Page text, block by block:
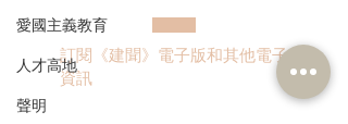
愛國主義教育
人才高地
聲明
訂閱《建聞》電子版和其他電子
資訊